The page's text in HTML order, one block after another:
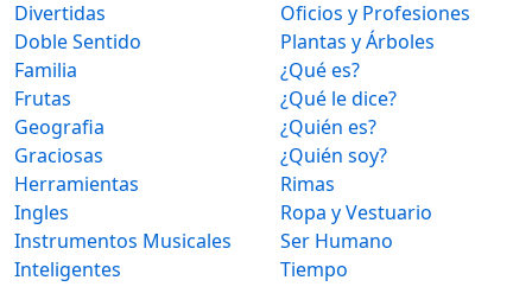
Divertidas
Doble Sentido
Familia
Frutas
Geografia
Graciosas
Herramientas
Ingles
Instrumentos Musicales
Inteligentes
Oficios y Profesiones
Plantas y Árboles
¿Qué es?
¿Qué le dice?
¿Quién es?
¿Quién soy?
Rimas
Ropa y Vestuario
Ser Humano
Tiempo